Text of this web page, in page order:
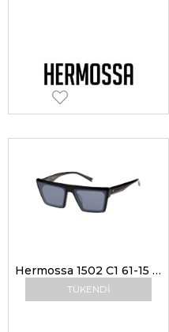
TÜKENDI
Hermossa 1502 C1 61-15 Unisex Güneş Gözlükleri